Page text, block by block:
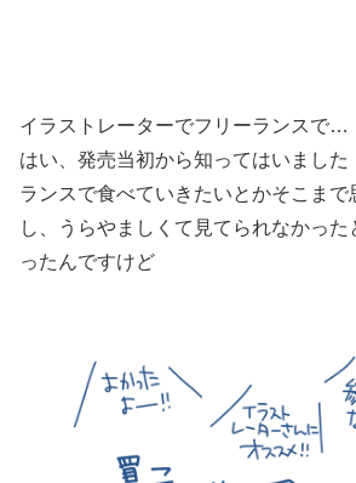
イラストレーターでフリーランスで…
はい、発売当初から知ってはいました
ランスで食べていきたいとかそこまで
し、うらやましくて見てられなかっ
ったんですけど